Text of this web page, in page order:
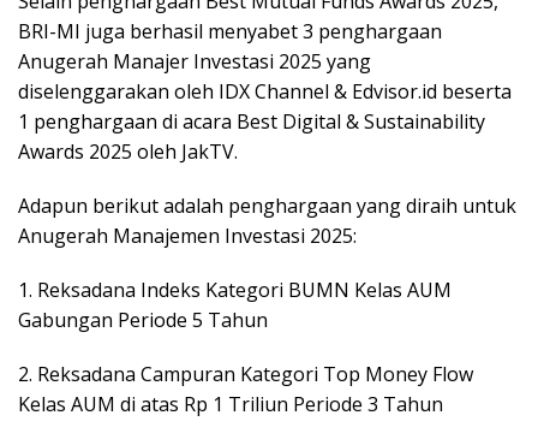
BRI-MI juga berhasil menyabet 3 penghargaan
Anugerah Manajer Investasi 2025 yang
diselenggarakan oleh IDX Channel & Edvisor.id beserta
1 penghargaan di acara Best Digital & Sustainability
Awards 2025 oleh JakTV.
Adapun berikut adalah penghargaan yang diraih untuk
Anugerah Manajemen Investasi 2025:
1. Reksadana Indeks Kategori BUMN Kelas AUM
Gabungan Periode 5 Tahun
2. Reksadana Campuran Kategori Top Money Flow
Kelas AUM di atas Rp 1 Triliun Periode 3 Tahun